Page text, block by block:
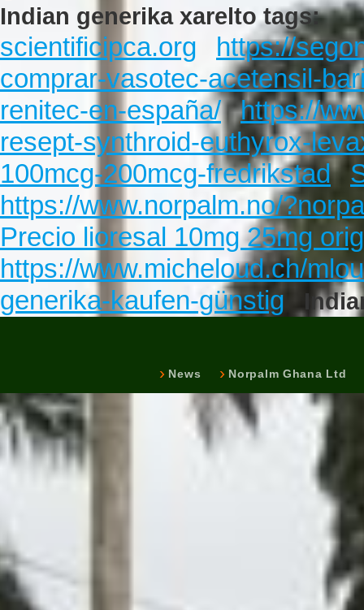
Indian generika xarelto tags:
scientificipca.org
https://
comprar-vasotec-acetensil-
renitec-en-españa/
https://
resept-synthroid-euthyrox-
100mcg-200mcg-fredrikstad
https://www.norpalm.no/
Precio lioresal 10mg 25mg
https://www.micheloud.ch/
generika-kaufen-günstig
News Norpalm Ghana Ltd